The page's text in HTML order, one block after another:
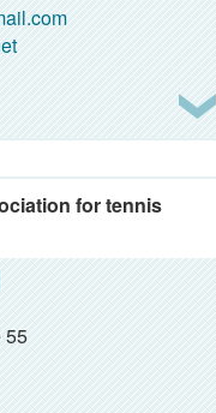
for tennis
55